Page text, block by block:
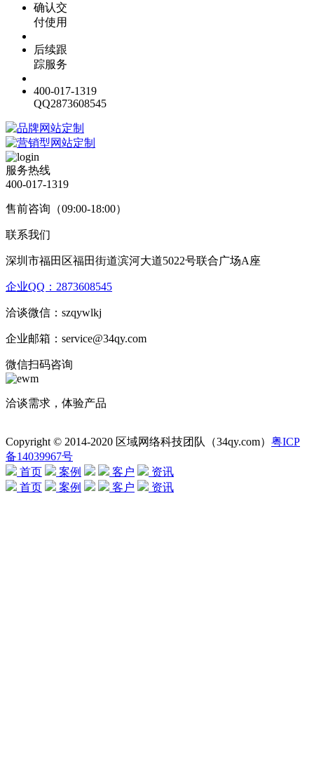
确认交
付使用
后续跟
踪服务
400-017-1319
QQ2873608545
服务热线
400-017-1319
售前咨询（09:00-18:00）
联系我们
深圳市福田区福田街道滨河大道5022号联合广场A座
企业QQ：2873608545
洽谈微信：szqywlkj
企业邮箱：service@34qy.com
微信扫码咨询
洽谈需求，体验产品
Copyright © 2014-2020 区域网络科技团队（34qy.com） 粤ICP
备14039967号
首页
案例 客户
资讯
首页
案例 客户 资讯